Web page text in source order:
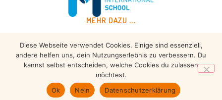
MEHR DAZU ...
Copyright © 2026 – Taekwondo Ammersee | All rights
reserved.
Diese Webseite verwendet Cookies. Einige sind essenziell,
andere helfen uns, dein Nutzungserlebnis zu verbessern. Du
kannst selbst entscheiden, welche Cookies du zulassen
möchtest.
Ok
Nein Datenschutzerklärung